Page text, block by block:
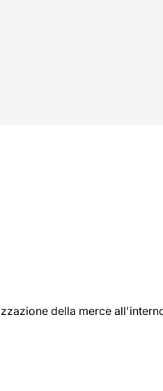
della merce